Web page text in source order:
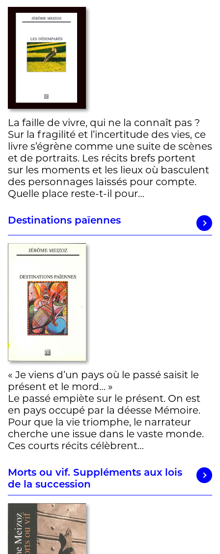
La faille de vivre, qui ne la connaît pas ?
Sur la fragilité et l’incertitude des vies, ce
livre s’égrène comme une suite de scènes
et de portraits. Les récits brefs portent
sur les moments et les lieux où basculent
des personnages laissés pour compte.
Quelle place reste-t-il pour…
Destinations païennes
« Je viens d’un pays où le passé saisit le
présent et le mord… »
Le passé empiète sur le présent. On est
en pays occupé par la déesse Mémoire.
Pour que la vie triomphe, le narrateur
cherche une issue dans le vaste monde.
Ces courts récits célèbrent…
Morts ou vif. Suppléments aux lois
de la succession